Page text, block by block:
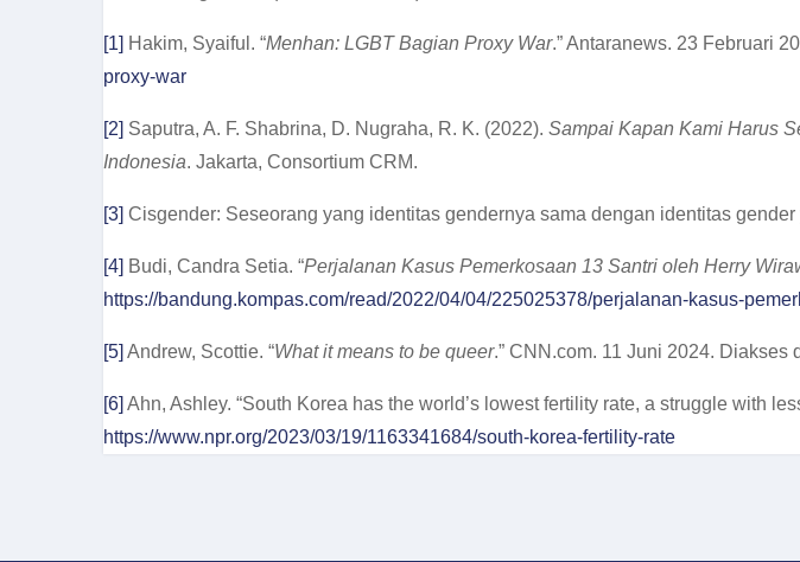
[1] Hakim, Syaiful. “Menhan: LGBT Bagian Proxy War.” Antaranews. 23 Februari
proxy-war
[2] Saputra, A. F. Shabrina, D. Nugraha, R. K. (2022). Sampai Kapan Kami Harus
Indonesia. Jakarta, Consortium CRM.
[3] Cisgender: Seseorang yang identitas gendernya sama dengan identitas
[4] Budi, Candra Setia. “Perjalanan Kasus Pemerkosaan 13 Santri oleh Herry
https://bandung.kompas.com/read/2022/04/04/225025378/perjalanan-kasus-
[5] Andrew, Scottie. “What it means to be queer.” CNN.com. 11 Juni 2024. Diakses
[6] Ahn, Ashley. “South Korea has the world’s lowest fertility rate, a struggle with
https://www.npr.org/2023/03/19/1163341684/south-korea-fertility-rate